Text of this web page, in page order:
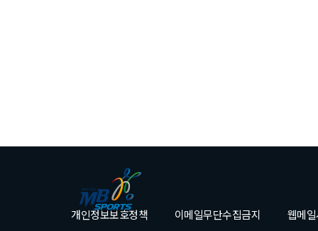
개인정보보호정책 이메일무단수집금지 웹메